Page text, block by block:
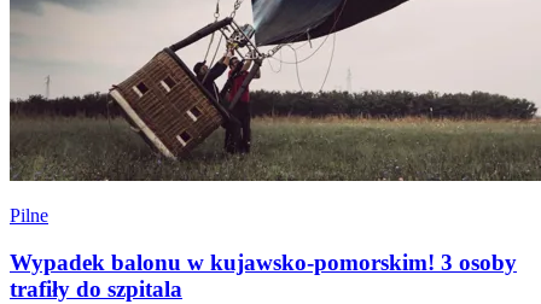
Pilne
Wypadek balonu w kujawsko-pomorskim! 3 osoby
trafiły do szpitala